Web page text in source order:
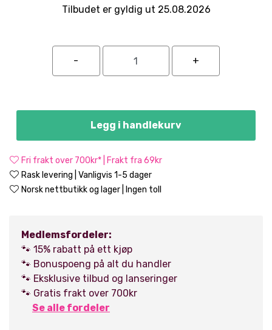
Tilbudet er gyldig ut 25.08.2026
Legg i handlekurv
Fri frakt over 700kr* | Frakt fra 69kr
Rask levering | Vanligvis 1-5 dager
Norsk nettbutikk og lager | Ingen toll
Medlemsfordeler:
🐾 15% rabatt på ett kjøp
🐾 Bonuspoeng på alt du handler
🐾 Eksklusive tilbud og lanseringer
🐾 Gratis frakt over 700kr
Se alle fordeler